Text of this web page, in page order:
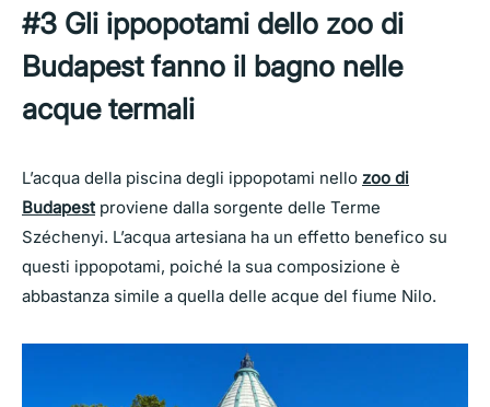
#3 Gli ippopotami dello zoo di
Budapest fanno il bagno nelle
acque termali
L’acqua della piscina degli ippopotami nello zoo di
Budapestproviene dalla sorgente delle Terme
Széchenyi. L’acqua artesiana ha un effetto benefico su
questi ippopotami, poiché la sua composizione è
abbastanza simile a quella delle acque del fiume Nilo.